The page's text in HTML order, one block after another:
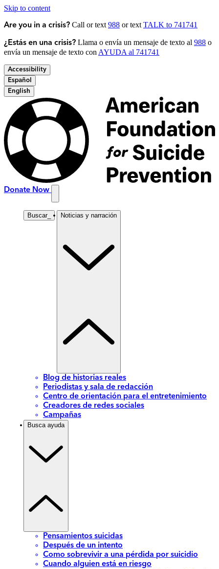
Skip to content
Are you in a crisis? Call or text 988 or text TALK to 741741
¿Estás en una crisis? Llama o envía un mensaje de texto al 988 o
envía un mensaje de texto con AYUDA al 741741
Accessibility
Español
English
Donate Now
Buscar_ Noticias y narración
Blog de historias reales
Periodistas y sala de redacción
Centro de orientación para el entretenimiento
Creadores de redes sociales
Campañas
Busca ayuda
Pensamientos suicidas
Después de un intento
Como sobrevivir a una pérdida por suicidio
Cuando alguien está en riesgo